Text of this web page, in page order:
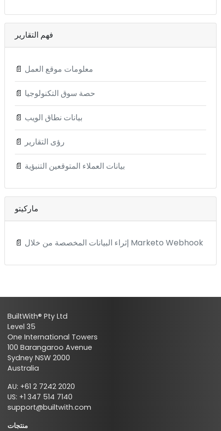
فهم التقارير
📄 معلومات موقع العمل
📄 حصة سوق التكنولوجيا
📄 بيانات نطاق الويب
📄 رؤى التقارير
📄 بيانات العملاء المتوقعين التنبؤية
ماركيتو
📄 إثراء البيانات المخصصة من خلال Marketo Webhook
BuiltWith® Pty Ltd
Level 35
One International Towers
100 Barangaroo Avenue
Sydney NSW 2000
Australia
AU: +61 2 7242 2020
US: +1 347 514 7140
support@builtwith.com
منتجات